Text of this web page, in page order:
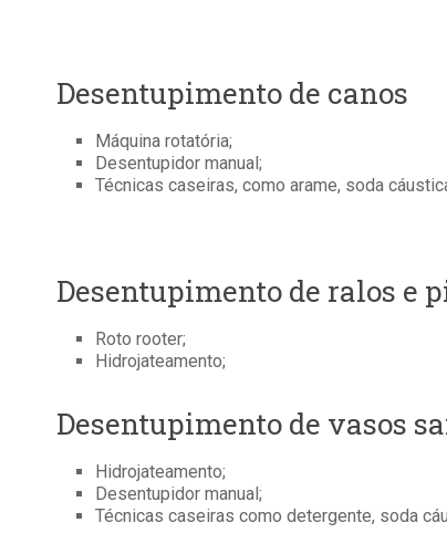
Desentupimento de canos
Máquina rotatória;
Desentupidor manual;
Técnicas caseiras, como arame, soda
Desentupimento de ralos e
Roto rooter;
Hidrojateamento;
Desentupimento de vasos
Hidrojateamento;
Desentupidor manual;
Técnicas caseiras como detergente, soda